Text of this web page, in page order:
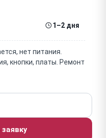
процессор
(запись в
дисплей / тачскрин
XLR / Jack
Jack / RCA разъём
1–2 дня
нет питания.
кнопки, платы. Ремонт